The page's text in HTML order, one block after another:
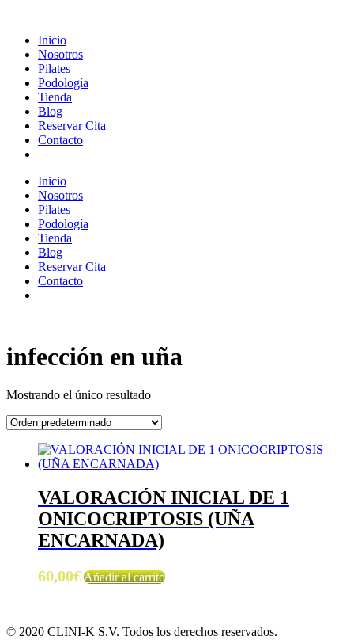
Inicio
Nosotros
Pilates
Podología
Tienda
Blog
Reservar Cita
Contacto
Inicio
Nosotros
Pilates
Podología
Tienda
Blog
Reservar Cita
Contacto
infección en uña
Mostrando el único resultado
VALORACIÓN INICIAL DE 1
ONICOCRIPTOSIS (UÑA
ENCARNADA)
60,00€Añadir al carrito
© 2020 CLINI-K S.V. Todos los derechos reservados.